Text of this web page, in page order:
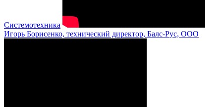
Системотехника
Игорь Борисенко, технический директор, Балс-Рус, ООО